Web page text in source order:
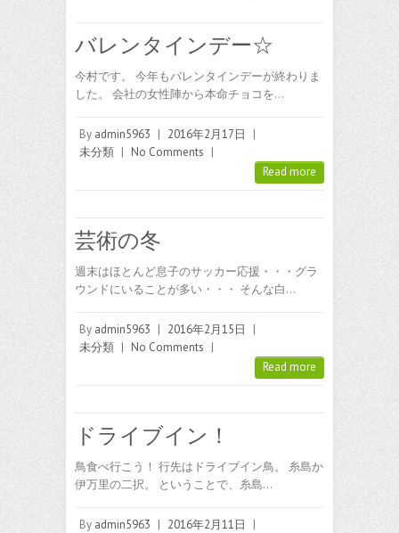
バレンタインデー☆
今村です。 今年もバレンタインデーが終わりま
した。 会社の女性陣から本命チョコを…
By admin5963 | 2016年2月17日
|
未分類 | No Comments |
Read more
芸術の冬
週末はほとんど息子のサッカー応援・・・グラ
ウンドにいることが多い・・・ そんな白…
By admin5963 | 2016年2月15日
|
未分類 | No Comments |
Read more
ドライブイン！
鳥食べ行こう！ 行先はドライブイン鳥。 糸島か
伊万里の二択。 ということで、糸島…
By admin5963 | 2016年2月11日
|